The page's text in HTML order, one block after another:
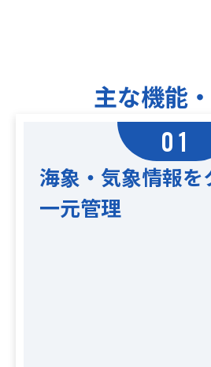
主な機能
01
海象・気象情報を
一元管理